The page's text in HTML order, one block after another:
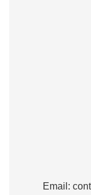
Email: